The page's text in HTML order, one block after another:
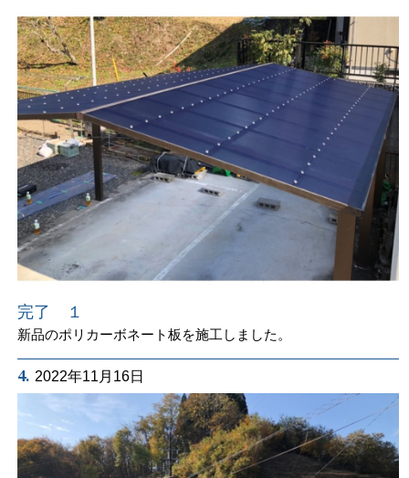
完了 １
新品のポリカーボネート板を施工しました。
4. 2022年11月16日